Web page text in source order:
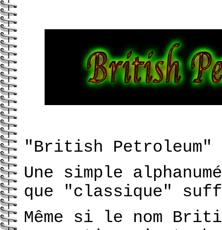
"British
Une simple
que "classique"
Même si le nom